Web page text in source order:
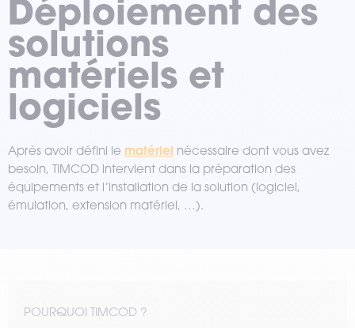
Déploiement des
solutions
matériels et
logiciels
Après avoir défini le matériel nécessaire dont vous avez
besoin, TIMCOD intervient dans la préparation des
équipements et l’installation de la solution (logiciel,
émulation, extension matériel, …).
POURQUOI TIMCOD ?